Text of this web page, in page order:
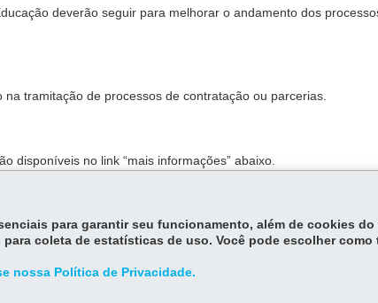
deverão seguir para melhorar o andamento dos
tramitação de processos de contratação ou parcerias.
disponíveis no link “mais informações” abaixo.
para garantir seu funcionamento, além de cookies do
coleta de estatísticas de uso. Você pode escolher
nossa Política de Privacidade.